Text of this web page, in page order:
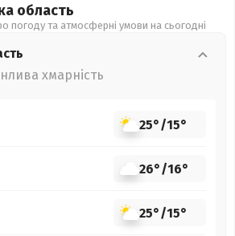
область
погоду та атмосферні умови на сьогодні
хмарність
25°/15°
26°/16°
25°/15°